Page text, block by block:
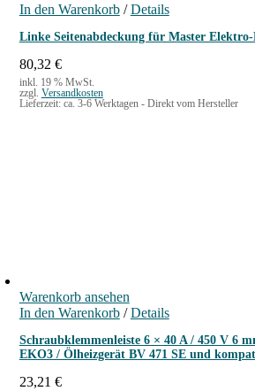
In den Warenkorb / Details
Linke Seitenabdeckung für Master
80,32 €
inkl. 19 % MwSt.
zzgl. Versandkosten
Lieferzeit: ca. 3-6 Werktagen - Direkt vom Hersteller
Warenkorb ansehen
In den Warenkorb / Details
Schraubklemmenleiste 6 × 40 A / 450 V 6
EKO3 / Ölheizgerät BV 471 SE und
23,21 €